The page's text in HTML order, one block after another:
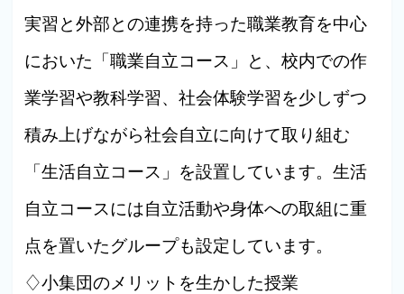
実習と外部との連携を持った職業教育を中心
においた「職業自立コース」と、校内での作
業学習や教科学習、社会体験学習を少しずつ
積み上げながら社会自立に向けて取り組む
「生活自立コース」を設置しています。生活
自立コースには自立活動や身体への取組に重
点を置いたグループも設定しています。
♢小集団のメリットを生かした授業